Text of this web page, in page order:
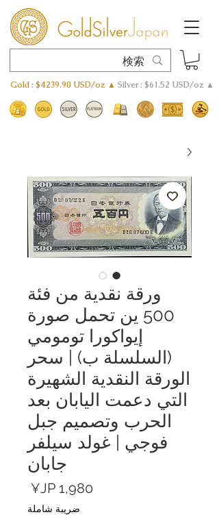
Gold : $4239.90 USD/oz ▲ Silver : $61.52 USD/oz ▲
ورقة نقدية من فئة
500 ين تحمل صورة
إيواكورا تومومي
(السلسلة ب) | سحر
الورقة النقدية الشهيرة
التي دعمت اليابان بعد
الحرب وتصميم جبل
فوجي | غولد سيلفر
جابان
ضريبة شاملة